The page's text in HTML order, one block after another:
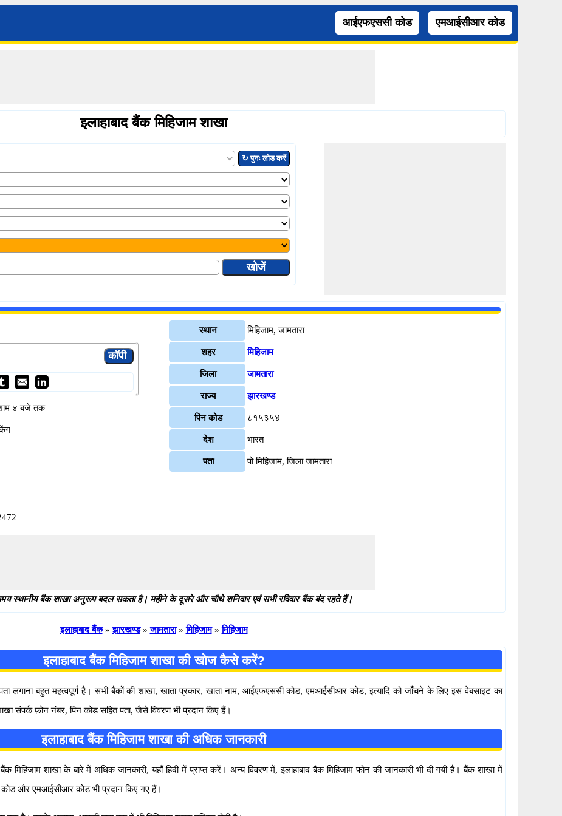
आईएफएससी कोड एमआईसीआर कोड
इलाहाबाद बैंक मिहिजाम शाखा
↻ पुनः लोड करें
४ बजे तक
स्थान मिहिजाम, जामतारा
शहर मिहिजाम
जिला जामतारा
राज्य झारखण्ड
पिन कोड ८१५३५४
देश भारत
पता पो मिहिजाम, जिला जामतारा
स्थानीय बैंक शाखा अनुरूप बदल सकता है। महीने के दूसरे और चौथे शनिवार एवं सभी रविवार बैंक बंद रहते हैं।
इलाहाबाद बैंक » झारखण्ड » जामतारा » मिहिजाम » मिहिजाम
इलाहाबाद बैंक मिहिजाम शाखा की खोज कैसे करें?
लगाना बहुत महत्वपूर्ण है। सभी बैंकों की शाखा, खाता प्रकार, खाता नाम, आईएफएससी कोड, एमआईसीआर कोड, इत्यादि को जाँचने के लिए इस वेबसाइट का
संपर्क फ़ोन नंबर, पिन कोड सहित पता, जैसे विवरण भी प्रदान किए हैं।
इलाहाबाद बैंक मिहिजाम शाखा की अधिक जानकारी
बैंक मिहिजाम शाखा के बारे में अधिक जानकारी, यहाँ हिंदी में प्राप्त करें। अन्य विवरण में, इलाहाबाद बैंक मिहिजाम फोन की जानकारी भी दी गयी है। बैंक शाखा में
कोड और एमआईसीआर कोड भी प्रदान किए गए हैं।